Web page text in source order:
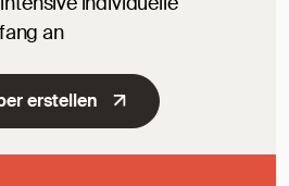
an
erstellen